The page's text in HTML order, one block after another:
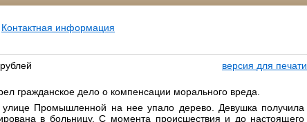
Контактная информация
версия для печати
гражданское дело о компенсации морального вреда.
Промышленной на нее упало дерево. Девушка получила
в больницу. С момента происшествия и до настоящего